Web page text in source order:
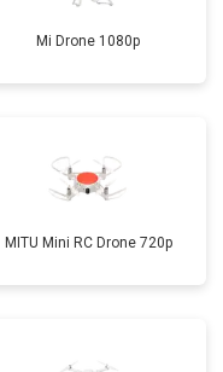
Mi Drone 1080p
MITU Mini RC Drone 720p